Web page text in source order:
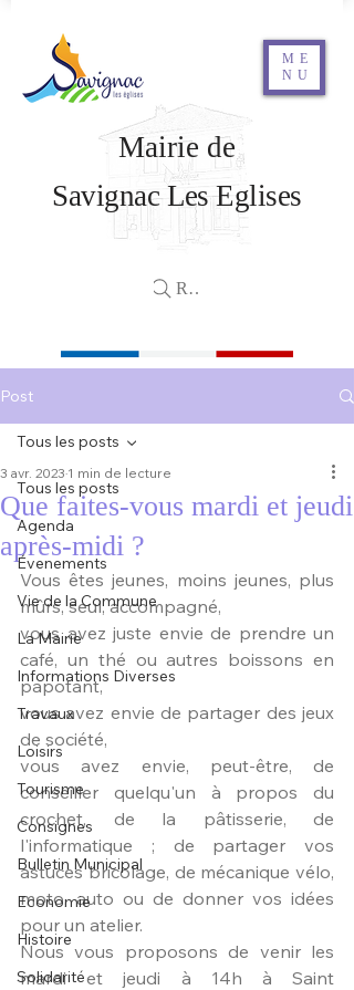
ME
NU
Savignac Les Eglises
Mairie de
Rechercher
Post
Tous les posts
Agenda
Évenements
Vie de la Commune
La Mairie
Informations Diverses
Travaux
Loisirs
Tourisme
Consignes
Bulletin Municipal
Economie
Histoire
Solidarité
Tous les posts
Que faites-vous mardi et jeudi
après-midi ?
3 avr. 2023 1 min de lecture
Vous êtes jeunes, moins jeunes, plus
mûrs, seul, accompagné,
vous avez juste envie de prendre un
café, un thé ou autres boissons en
papotant,
vous avez envie de partager des jeux
de société,
vous avez envie, peut-être, de
conseiller quelqu'un à propos du
crochet, de la pâtisserie, de
l'informatique ; de partager vos
astuces bricolage, de mécanique vélo,
moto, auto ou de donner vos idées
pour un atelier.
Nous vous proposons de venir les
mardi et jeudi à 14h à Saint